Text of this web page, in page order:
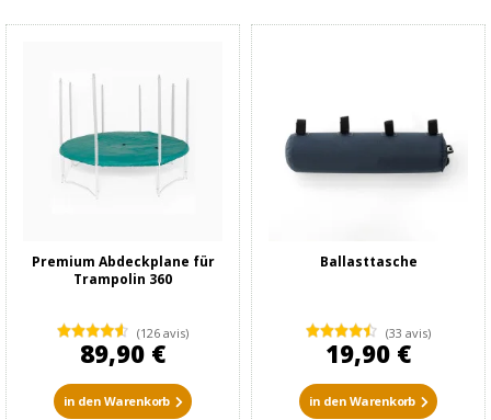
Premium Abdeckplane für
Trampolin 360
(126 avis)
89,90 €
in den Warenkorb
Ballasttasche
(33 avis)
19,90 €
in den Warenkorb